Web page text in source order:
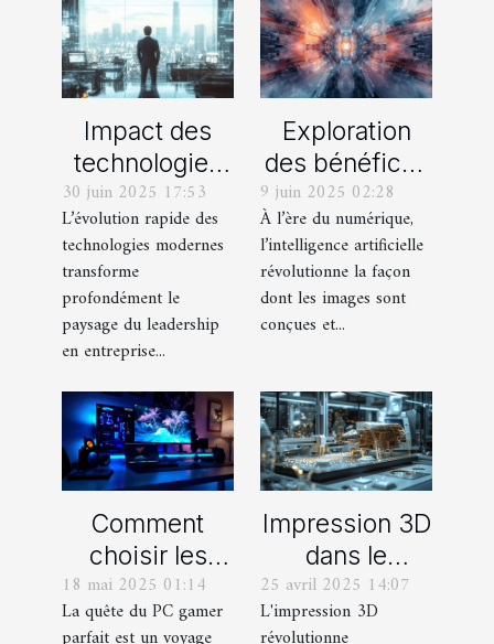
Impact des
technologies
modernes sur
le leadership
en entreprise
30 juin 2025 17:53
L’évolution rapide des
technologies modernes
transforme
profondément le
paysage du leadership
en entreprise...
Exploration
des bénéfices
de l'IA pour la
création de
visuels
innovants
9 juin 2025 02:28
À l’ère du numérique,
l’intelligence artificielle
révolutionne la façon
dont les images sont
conçues et...
Comment
choisir les
composants
pour un
18 mai 2025 01:14
La quête du PC gamer
Impression 3D
dans le
secteur spatial
dernières
25 avril 2025 14:07
L'impression 3D